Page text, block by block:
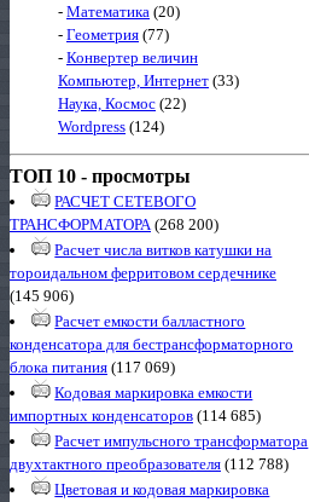
- Математика (20)
- Геометрия (77)
- Конвертер величин
Компьютер, Интернет (33)
Наука, Космос (22)
Wordpress (124)
ТОП 10 - просмотры
РАСЧЕТ СЕТЕВОГО
ТРАНСФОРМАТОРА(268 200)
Расчет числа витков катушки на
тороидальном ферритовом сердечнике
(145 906)
Расчет емкости балластного
конденсатора для бестрансформаторного
блока питания (117 069)
Кодовая маркировка емкости
импортных конденсаторов (114 685)
Расчет импульсного трансформатора
двухтактного преобразователя (112 788)
Цветовая и кодовая маркировка